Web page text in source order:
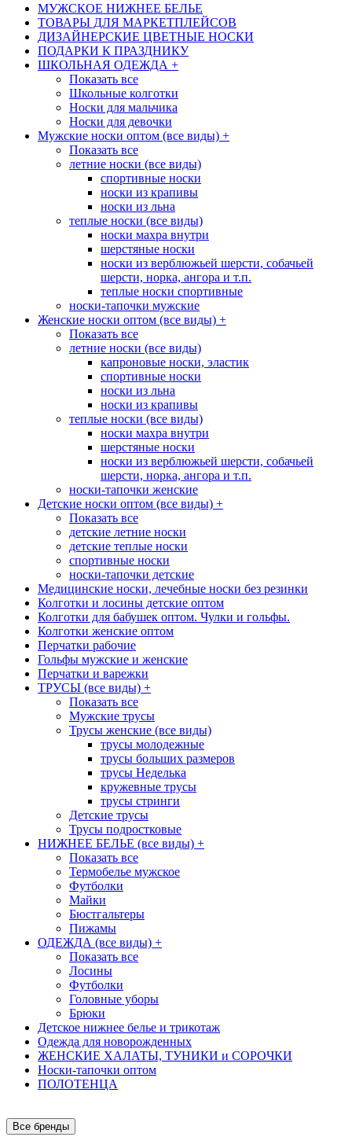
МУЖСКОЕ НИЖНЕЕ БЕЛЬЕ
ТОВАРЫ ДЛЯ МАРКЕТПЛЕЙСОВ
ДИЗАЙНЕРСКИЕ ЦВЕТНЫЕ НОСКИ
ПОДАРКИ К ПРАЗДНИКУ
ШКОЛЬНАЯ ОДЕЖДА +
Показать все
Школьные колготки
Носки для мальчика
Носки для девочки
Мужские носки оптом (все виды) +
Показать все
летние носки (все виды)
спортивные носки
носки из крапивы
носки из льна
теплые носки (все виды)
носки махра внутри
шерстяные носки
носки из верблюжьей шерсти, собачьей
шерсти, норка, ангора и т.п.
теплые носки спортивные
носки-тапочки мужские
Женские носки оптом (все виды) +
Показать все
летние носки (все виды)
капроновые носки, эластик
спортивные носки
носки из льна
носки из крапивы
теплые носки (все виды)
носки махра внутри
шерстяные носки
носки из верблюжьей шерсти, собачьей
шерсти, норка, ангора и т.п.
носки-тапочки женские
Детские носки оптом (все виды) +
Показать все
детские летние носки
детские теплые носки
спортивные носки
носки-тапочки детские
Медицинские носки, лечебные носки без резинки
Колготки и лосины детские оптом
Колготки для бабушек оптом. Чулки и гольфы.
Колготки женские оптом
Перчатки рабочие
Гольфы мужские и женские
Перчатки и варежки
ТРУСЫ (все виды) +
Показать все
Мужские трусы
Трусы женские (все виды)
трусы молодежные
трусы больших размеров
трусы Неделька
кружевные трусы
трусы стринги
Детские трусы
Трусы подростковые
НИЖНЕЕ БЕЛЬЕ (все виды) +
Показать все
Термобелье мужское
Футболки
Майки
Бюстгальтеры
Пижамы
ОДЕЖДА (все виды) +
Показать все
Лосины
Футболки
Головные уборы
Брюки
Детское нижнее белье и трикотаж
Одежда для новорожденных
ЖЕНСКИЕ ХАЛАТЫ, ТУНИКИ и СОРОЧКИ
Носки-тапочки оптом
ПОЛОТЕНЦА
Все бренды